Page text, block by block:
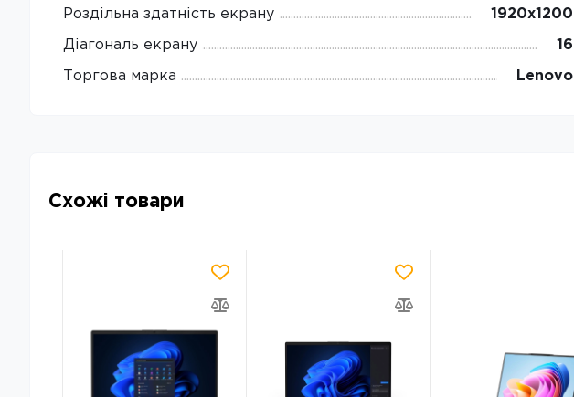
Роздільна здатність екрану 1920x1200
Діагональ екрану 16
Торгова марка Lenovo
Схожі товари